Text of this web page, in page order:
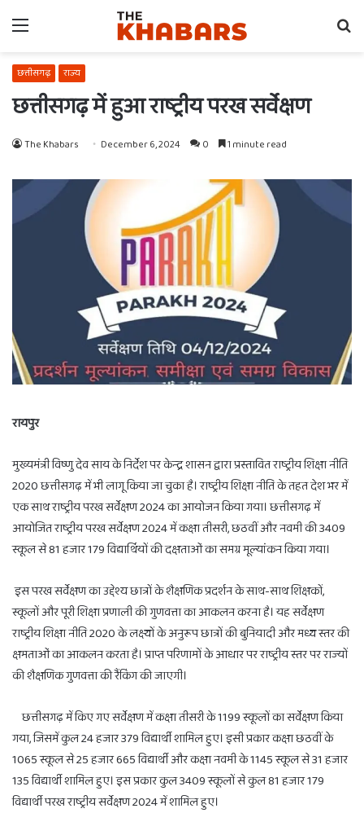
Menu
छत्तीसगढ़ राज्य
छत्तीसगढ़ में हुआ राष्ट्रीय परख सर्वेक्षण
The Khabars December 6, 2024 0 1 minute read
रायपुर
मुख्यमंत्री विष्णु देव साय के निर्देश पर केन्द्र शासन द्वारा प्रस्तावित राष्ट्रीय शिक्षा नीति
2020 छत्तीसगढ़ में भी लागू किया जा चुका है। राष्ट्रीय शिक्षा नीति के तहत देश भर में
एक साथ राष्ट्रीय परख सर्वेक्षण 2024 का आयोजन किया गया। छत्तीसगढ़ में
आयोजित राष्ट्रीय परख सर्वेक्षण 2024 में कक्षा तीसरी, छठवीं और नवमी की 3409
स्कूल से 81 हजार 179 विद्यार्थियों की दक्षताओं का समग्र मूल्यांकन किया गया।
इस परख सर्वेक्षण का उद्देश्य छात्रों के शैक्षणिक प्रदर्शन के साथ-साथ शिक्षकों,
स्कूलों और पूरी शिक्षा प्रणाली की गुणवत्ता का आकलन करना है। यह सर्वेक्षण
राष्ट्रीय शिक्षा नीति 2020 के लक्ष्यों के अनुरूप छात्रों की बुनियादी और मध्य स्तर की
क्षमताओं का आकलन करता है। प्राप्त परिणामों के आधार पर राष्ट्रीय स्तर पर राज्यों
की शैक्षणिक गुणवत्ता की रैंकिंग की जाएगी।
छत्तीसगढ़ में किए गए सर्वेक्षण में कक्षा तीसरी के 1199 स्कूलों का सर्वेक्षण किया
गया, जिसमें कुल 24 हजार 379 विद्यार्थी शामिल हुए। इसी प्रकार कक्षा छठवीं के
1065 स्कूल से 25 हजार 665 विद्यार्थी और कक्षा नवमी के 1145 स्कूल से 31 हजार
135 विद्यार्थी शामिल हुए। इस प्रकार कुल 3409 स्कूलों से कुल 81 हजार 179
विद्यार्थी परख राष्ट्रीय सर्वेक्षण 2024 में शामिल हुए।